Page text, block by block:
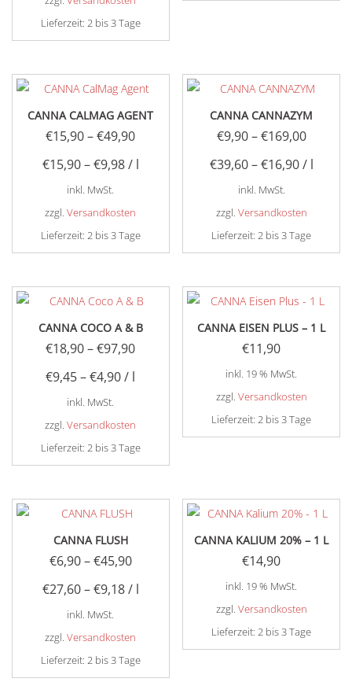
der
Produktseite
werden
Lieferzeit: 2 bis 3 Tage
Dieses
weist
Varianten
auf.
Die
Optionen
der
werden
CANNA CALMAG AGENT
€15,90–€49,90
€15,90–€9,98/ l
inkl. MwSt.
zzgl.Versandkosten
Lieferzeit: 2 bis 3 Tage
Dieses
weist
Varianten
auf.
Die
Optionen
der
werden
CANNA CANNAZYM
€9,90–€169,00
€39,60–€16,90/ l
inkl. MwSt.
zzgl. Versandkosten
Lieferzeit:2 bis 3 Tage
Dieses
weist
Varianten
auf.
Die
Optionen
können
auf
werden
CANNA COCO A & B
€18,90–€97,90
€9,45–€4,90/ l
inkl. MwSt.
zzgl.Versandkosten
Lieferzeit: 2 bis 3 Tage
Dieses
weist
Varianten
auf.
Die
Optionen
der
CANNA EISEN PLUS – 1 L
€11,90
inkl. 19 % MwSt.
zzgl. Versandkosten
Lieferzeit:2 bis 3 Tage
CANNA FLUSH
€6,90–€45,90
€27,60–€9,18/ l
inkl. MwSt.
zzgl.Versandkosten
Lieferzeit: 2 bis 3 Tage
Dieses
CANNA KALIUM 20% – 1 L
€14,90
inkl. 19 % MwSt.
zzgl. Versandkosten
Lieferzeit:2 bis 3 Tage